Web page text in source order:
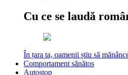
Cu ce se laudă
În țara ta, oamenii știu să
Comportament sănătos
Autostop